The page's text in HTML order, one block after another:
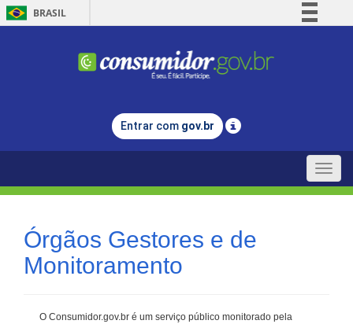
BRASIL
Comunica BR
Legislação
Entrar com gov.br
Toggle
Órgãos Gestores e de
Monitoramento
O Consumidor.gov.br é um serviço público monitorado pela